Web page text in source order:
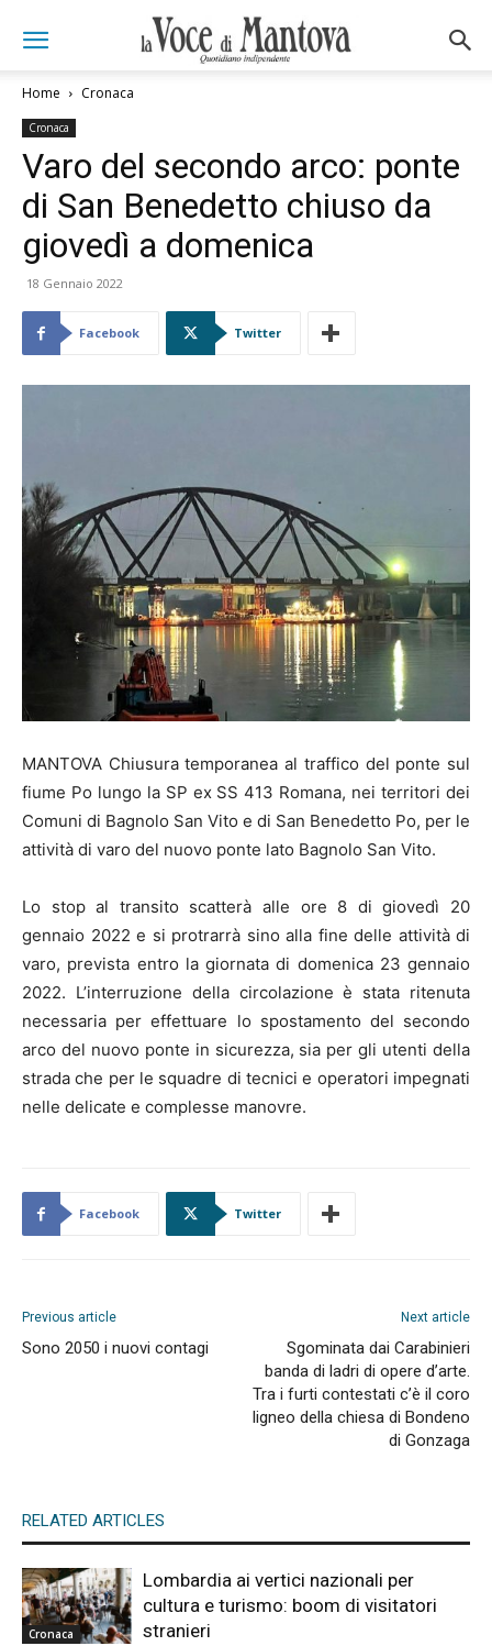
Home Cronaca
Cronaca
Varo del secondo arco: ponte
di San Benedetto chiuso da
giovedì a domenica
18 Gennaio 2022
Facebook Twitter
MANTOVA Chiusura temporanea al traffico del ponte sul
fiume Po lungo la SP ex SS 413 Romana, nei territori dei
Comuni di Bagnolo San Vito e di San Benedetto Po, per le
attività di varo del nuovo ponte lato Bagnolo San Vito.
Lo stop al transito scatterà alle ore 8 di giovedì 20
gennaio 2022 e si protrarrà sino alla fine delle attività di
varo, prevista entro la giornata di domenica 23 gennaio
2022. L’interruzione della circolazione è stata ritenuta
necessaria per effettuare lo spostamento del secondo
arco del nuovo ponte in sicurezza, sia per gli utenti della
strada che per le squadre di tecnici e operatori impegnati
nelle delicate e complesse manovre.
Facebook Twitter
Previous article
Sono 2050 i nuovi contagi
Next article
Sgominata dai Carabinieri
banda di ladri di opere d’arte.
Tra i furti contestati c’è il coro
ligneo della chiesa di Bondeno
di Gonzaga
RELATED ARTICLES
Cronaca
Lombardia ai vertici nazionali per
cultura e turismo: boom di visitatori
stranieri